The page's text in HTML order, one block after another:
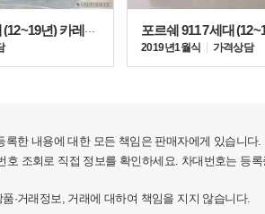
래티넘 디자인이 특징이다.
스펜션 매니지먼트(PASM)가 포함된
믹 라이트 시스템 플러스가 포함된
포르쉐 911 7세대 (12~19년) 카레라 4 GTS 카브리올레
포르쉐 911 7세대
2019년 1월식 가격상담
한 내용에 대한 모든 책임은 판매자에게 있습니다.
조회로 직접 정보를 확인하세요. 차대번호는 등
·거래정보, 거래에 대하여 책임을 지지 않습니다.